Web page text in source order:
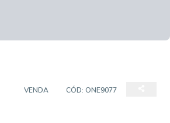
VENDA CÓD: ONE9077